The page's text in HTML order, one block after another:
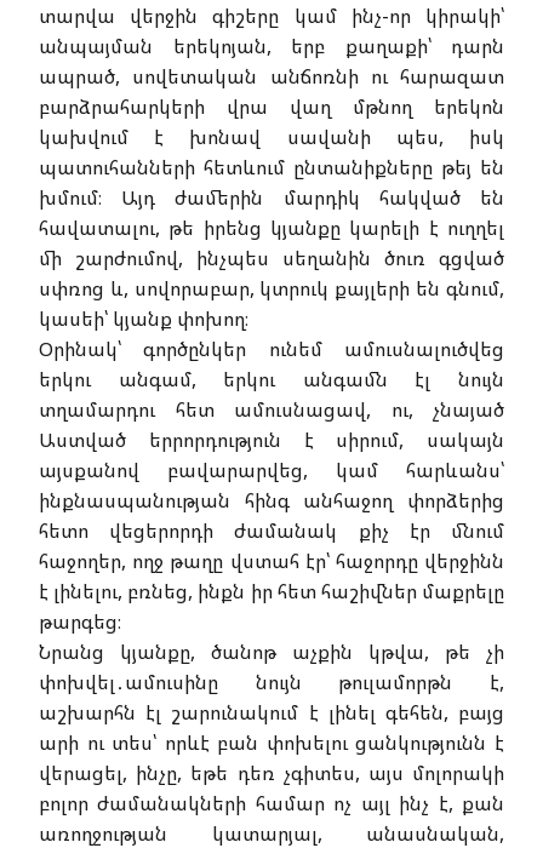
տարվա վերջին գիշերը կամ ինչ-որ կիրակի՝
անպայման երեկոյան, երբ քաղաքի՝ դարն
ապրած, սովետական անճոռնի ու հարազատ
բարձրահարկերի վրա վաղ մթնող երեկոն
կախվում է խոնավ սավանի պես, իսկ
պատուհանների հետևում ընտանիքները թեյ են
խմում։ Այդ ժամերին մարդիկ հակված են
հավատալու, թե իրենց կյանքը կարելի է ուղղել
մի շարժումով, ինչպես սեղանին ծուռ գցված
սփռոց և, սովորաբար, կտրուկ քայլերի են գնում,
կասեի՝ կյանք փոխող։
Օրինակ՝ գործընկեր ունեմ ամուսնալուծվեց
երկու անգամ, երկու անգամն էլ նույն
տղամարդու հետ ամուսնացավ, ու, չնայած
Աստված երրորդություն է սիրում, սակայն
այսքանով բավարարվեց, կամ հարևանս՝
ինքնասպանության հինգ անհաջող փորձերից
հետո վեցերորդի ժամանակ քիչ էր մնում
հաջողեր, ողջ թաղը վստահ էր՝ հաջորդը վերջինն
է լինելու, բռնեց, ինքն իր հետ հաշիվներ մաքրելը
թարգեց։
Նրանց կյանքը, ծանոթ աչքին կթվա, թե չի
փոխվել․ամուսինը նույն թուլամորթն է,
աշխարհն էլ շարունակում է լինել գեհեն, բայց
արի ու տես՝ որևէ բան փոխելու ցանկությունն է
վերացել, ինչը, եթե դեռ չգիտես, այս մոլորակի
բոլոր ժամանակների համար ոչ այլ ինչ է, քան
առողջության կատարյալ, անասնական,